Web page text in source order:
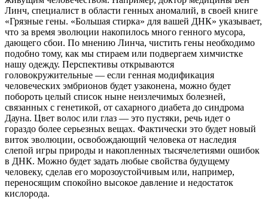
Линч, специалист в области генных аномалий, в своей книге
«Грязные гены. «Большая стирка» для вашей ДНК» указывает,
что за время эволюции накопилось много генного мусора,
дающего сбои. По мнению Линча, чистить гены необходимо
подобно тому, как мы стираем или подвергаем химчистке
нашу одежду. Перспективы открываются
головокружительные — если генная модификация
человеческих эмбрионов будет узаконена, можно будет
побороть целый список ныне неизлечимых болезней,
связанных с генетикой, от сахарного диабета до синдрома
Дауна. Цвет волос или глаз — это пустяки, речь идет о
гораздо более серьезных вещах. Фактически это будет новый
виток эволюции, освобождающий человека от наследия
слепой игры природы и накопленных тысячелетиями ошибок
в ДНК. Можно будет задать любые свойства будущему
человеку, сделав его морозоустойчивым или, например,
переносящим спокойно высокое давление и недостаток
кислорода.